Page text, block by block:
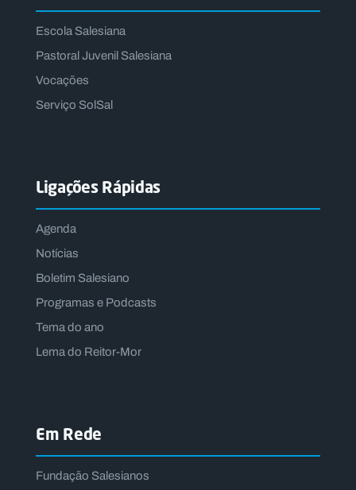
Escola Salesiana
Pastoral Juvenil Salesiana
Vocações
Serviço SolSal
Ligações Rápidas
Agenda
Notícias
Boletim Salesiano
Programas e Podcasts
Tema do ano
Lema do Reitor-Mor
Em Rede
Fundação Salesianos